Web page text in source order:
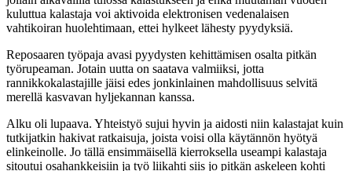
kuluttua kalastaja voi aktivoida elektronisen vedenalaisen
vahtikoiran huolehtimaan, ettei hylkeet lähesty pyydyksiä.
Reposaaren työpaja avasi pyydysten kehittämisen osalta pitkän
työrupeaman. Jotain uutta on saatava valmiiksi, jotta
rannikkokalastajille jäisi edes jonkinlainen mahdollisuus selvitä
merellä kasvavan hyljekannan kanssa.
Alku oli lupaava. Yhteistyö sujui hyvin ja aidosti niin kalastajat kuin
tutkijatkin hakivat ratkaisuja, joista voisi olla käytännön hyötyä
elinkeinolle. Jo tällä ensimmäisellä kierroksella useampi kalastaja
sitoutui osahankkeisiin ja työ liikahti siis jo pitkän askeleen kohti